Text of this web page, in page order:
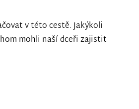
v této cestě. Jakýkoli
mohli naší dceři zajistit